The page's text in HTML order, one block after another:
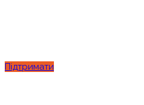
Підтримати